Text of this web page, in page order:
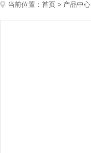
当前位置： 首页 > 产品中心